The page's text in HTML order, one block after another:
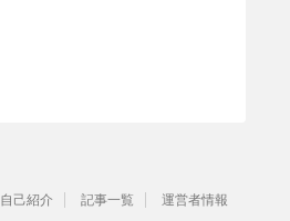
自己紹介 記事一覧 運営者情報